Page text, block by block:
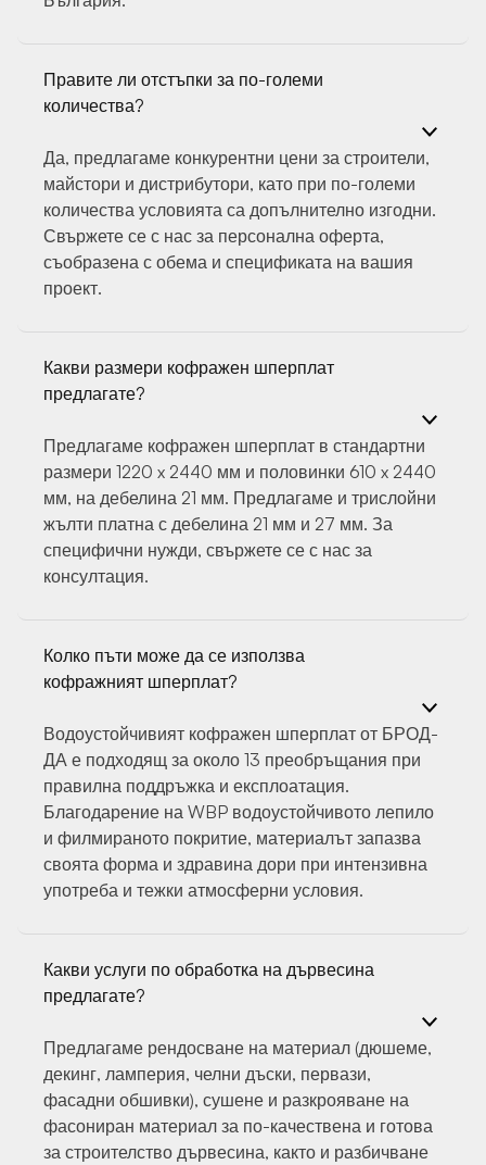
Правите ли отстъпки за по-големи
количества?
Да, предлагаме конкурентни цени за строители,
майстори и дистрибутори, като при по-големи
количества условията са допълнително изгодни.
Свържете се с нас за персонална оферта,
съобразена с обема и спецификата на вашия
проект.
Какви размери кофражен шперплат
предлагате?
Предлагаме кофражен шперплат в стандартни
размери 1220 x 2440 мм и половинки 610 x 2440
мм, на дебелина 21 мм. Предлагаме и трислойни
жълти платна с дебелина 21 мм и 27 мм. За
специфични нужди, свържете се с нас за
консултация.
Колко пъти може да се използва
кофражният шперплат?
Водоустойчивият кофражен шперплат от БРОД-
ДА е подходящ за около 13 преобръщания при
правилна поддръжка и експлоатация.
Благодарение на WBP водоустойчивото лепило
и филмираното покритие, материалът запазва
своята форма и здравина дори при интензивна
употреба и тежки атмосферни условия.
Какви услуги по обработка на дървесина
предлагате?
Предлагаме рендосване на материал (дюшеме,
декинг, ламперия, челни дъски, первази,
фасадни обшивки), сушене и разкрояване на
фасониран материал за по-качествена и готова
за строителство дървесина, както и разбичване